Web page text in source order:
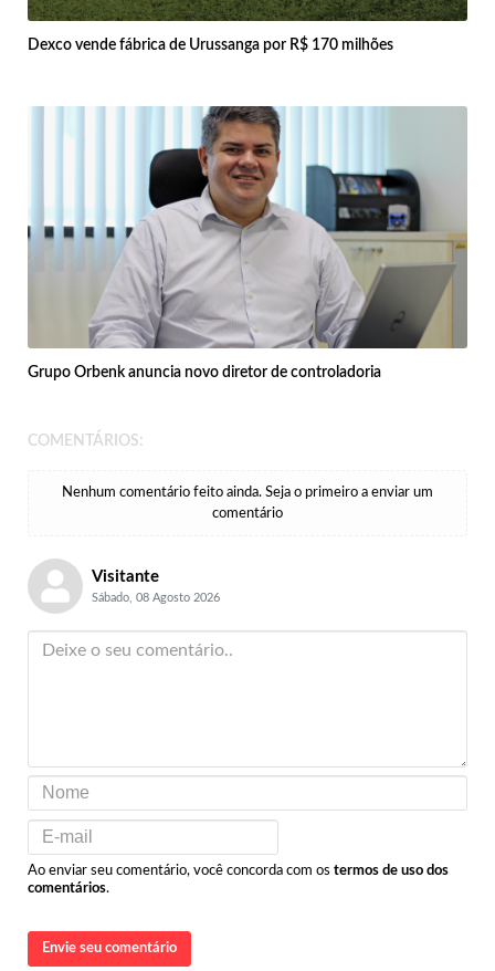
Dexco vende fábrica de Urussanga por R$ 170 milhões
Grupo Orbenk anuncia novo diretor de controladoria
COMENTÁRIOS:
Nenhum comentário feito ainda. Seja o primeiro a enviar um
comentário
Visitante
Sábado, 08 Agosto 2026
Ao enviar seu comentário, você concorda com os termos de uso dos
comentários.
Envie seu comentário